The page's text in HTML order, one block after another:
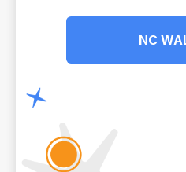
NC